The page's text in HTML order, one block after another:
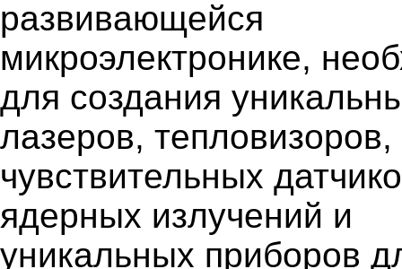
развивающейся
микроэлектронике,
для создания
лазеров, тепловизоров,
чувствительных
ядерных излучений и
уникальных приборов